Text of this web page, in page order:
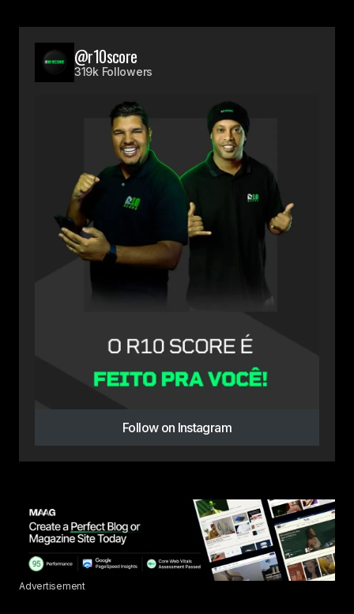
@r10score
319k Followers
Follow on Instagram
Advertisement